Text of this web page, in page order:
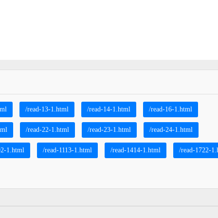
/read-13-1.html /read-14-1.html /read-16-1.html
/read-22-1.html /read-23-1.html /read-24-1.html
1.html /read-1113-1.html /read-1414-1.html /read-1722-